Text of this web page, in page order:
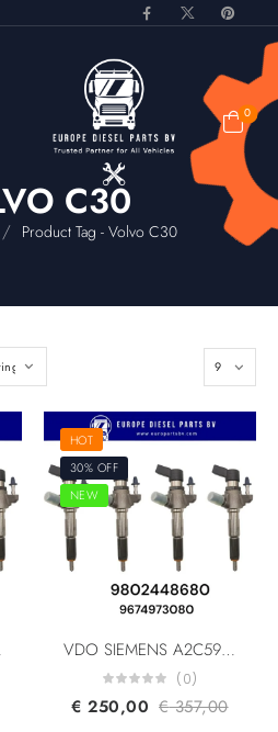
0
C30
/ Product Tag - Volvo C30
9F593-AA
HOT
30% OFF
NEW
VDO SIEMENS A2C59513556 Peugeot Ford Citroen PSA 9802448680 9674973080 5WS40677 AV6Q-9F593-AA Diesel CR Injector
(0)
€ 250,00 €357,00